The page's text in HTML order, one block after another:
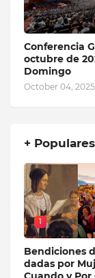
Conferencia
octubre de
Domingo
October 04, 2025
+
1
Bendiciones
dadas por